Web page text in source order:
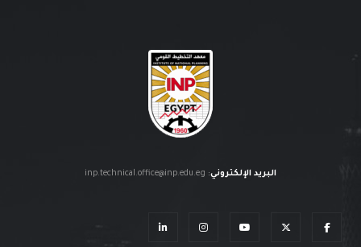
البريد الإلكتروني:
inp.technical.office@inp.edu.eg